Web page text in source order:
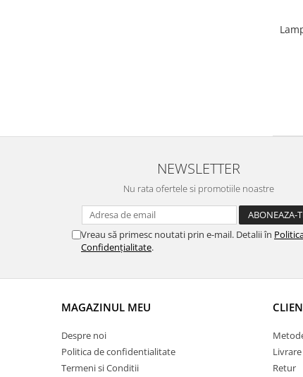
NEWSLETTER
Nu rata ofertele si promotiile noastre
Vreau să primesc noutati prin e-mail. Detalii în
Confidențialitate.
MAGAZINUL MEU
Despre noi
Politica de confidentialitate
Termeni si Conditii
Livrare
Retur